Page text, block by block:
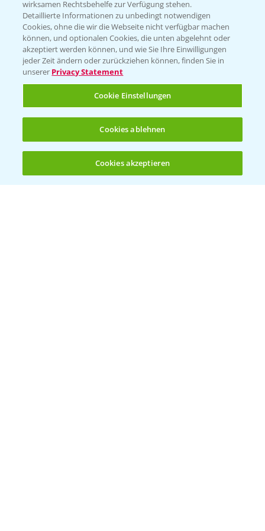
(noch 4)
BROSCHÜREN
Ackerbau
Saatgut
Sonderkulturen
Verantwortung & Sorgfalt
PAMIRA - Packmittelrücknahme
Sammelstellen und Termine
wirksamen Rechtsbehelfe zur Verfügung stehen.
Detaillierte Informationen zu unbedingt notwendigen
Cookies, ohne die wir die Webseite nicht verfügbar machen
können, und optionalen Cookies, die unten abgelehnt oder
akzeptiert werden können, und wie Sie Ihre Einwilligungen
jeder Zeit ändern oder zurückziehen können, finden Sie in
unserer Privacy Statement
Cookie Einstellungen
Cookies ablehnen
Cookies akzeptieren